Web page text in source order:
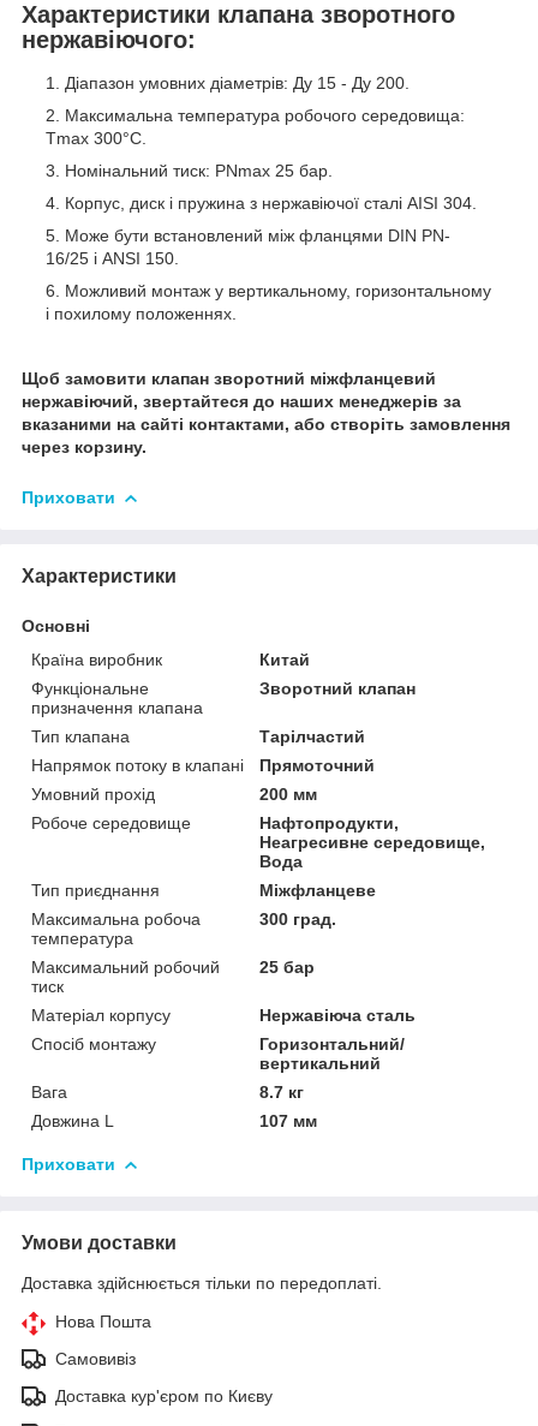
Характеристики клапана зворотного
нержавіючого:
Діапазон умовних діаметрів: Ду 15 - Ду 200.
Максимальна температура робочого середовища:
Tmax 300°С.
Номінальний тиск: PNmax 25 бар.
Корпус, диск і пружина з нержавіючої сталі AISI 304.
Може бути встановлений між фланцями DIN PN-
16/25 і ANSI 150.
Можливий монтаж у вертикальному, горизонтальному
і похилому положеннях.
Щоб замовити клапан зворотний міжфланцевий
нержавіючий, звертайтеся до наших менеджерів за
вказаними на сайті контактами, або створіть замовлення
через корзину.
Приховати
Характеристики
Основні
Країна виробник
Китай
Функціональне
призначення клапана
Зворотний клапан
Тип клапана
Тарілчастий
Напрямок потоку в клапані
Прямоточний
Умовний прохід
200 мм
Робоче середовище
Нафтопродукти,
Неагресивне середовище,
Вода
Тип приєднання
Міжфланцеве
Максимальна робоча
температура
300 град.
Максимальний робочий
тиск
25 бар
Матеріал корпусу
Нержавіюча сталь
Спосіб монтажу
Горизонтальний/
вертикальний
Вага
8.7 кг
Довжина L
107 мм
Приховати
Умови доставки
Доставка здійснюється тільки по передоплаті.
Нова Пошта
Самовивіз
Доставка кур'єром по Києву